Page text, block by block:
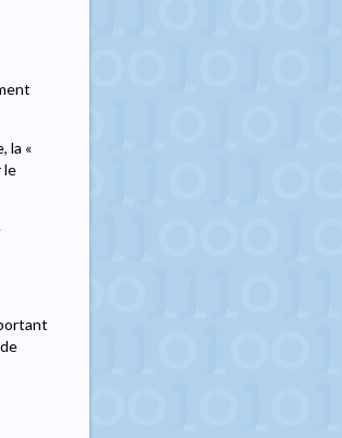
la «
le